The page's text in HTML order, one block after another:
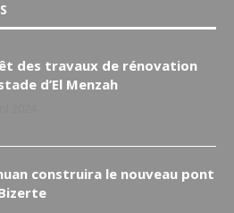
des travaux de rénovation
d’El Menzah
construira le nouveau pont